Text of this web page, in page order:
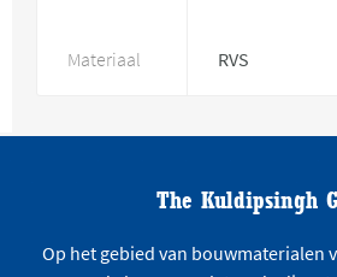
Materiaal RVS
The Kuldipsingh
Op het gebied van bouwmaterialen